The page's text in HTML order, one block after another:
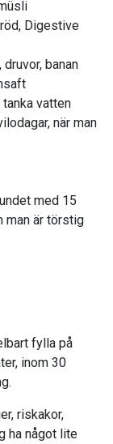
Digestive
banan
vatten
när man
med 15
man är törstig
fylla på
inom 30
riskakor,
ha något lite